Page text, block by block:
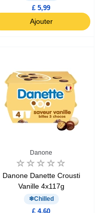
£ 5,99
Ajouter
Danone
Danone Danette Crousti
Vanille 4x117g
Chilled
£ 4,60